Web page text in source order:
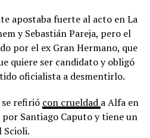
apostaba fuerte al acto en La
y Sebastián Pareja, pero el
por el ex Gran Hermano, que
quiere ser candidato y obligó
oficialista a desmentirlo.
se refirió con crueldad a Alfa en
por Santiago Caputo y tiene un
Scioli.